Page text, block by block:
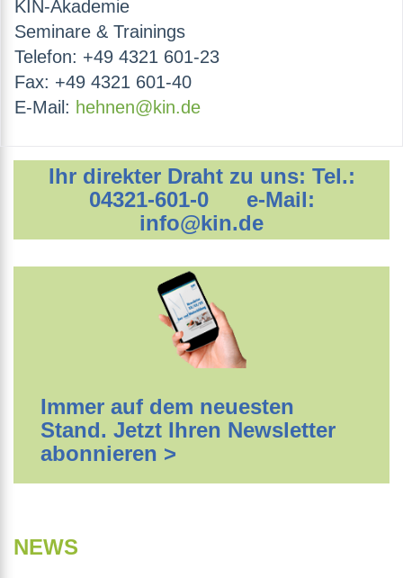
KIN-Akademie
Seminare & Trainings
Telefon: +49 4321 601-23
Fax: +49 4321 601-40
E-Mail: hehnen@kin.de
Ihr direkter Draht zu uns: Tel.:
04321-601-0 e-Mail:
info@kin.de
Immer auf dem neuesten
Stand. Jetzt Ihren Newsletter
abonnieren >
NEWS